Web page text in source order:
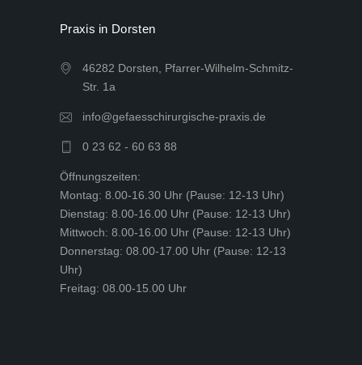
Praxis in Dorsten
46282 Dorsten, Pfarrer-Wilhelm-Schmitz-
Str. 1a
info@gefaesschirurgische-praxis.de
0 23 62 - 60 63 88
Öffnungszeiten:
Montag: 8.00-16.30 Uhr (Pause: 12-13 Uhr)
Dienstag: 8.00-16.00 Uhr (Pause: 12-13 Uhr)
Mittwoch: 8.00-16.00 Uhr (Pause: 12-13 Uhr)
Donnerstag: 08.00-17.00 Uhr (Pause: 12-13
Uhr)
Freitag: 08.00-15.00 Uhr